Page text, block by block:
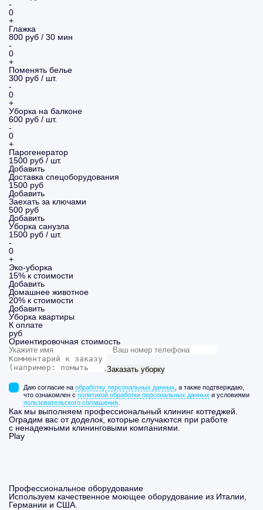
-
0
+
Глажка
800 руб / 30 мин
-
0
+
Поменять белье
300 руб / шт.
-
0
+
Уборка на балконе
600 руб / шт.
-
0
+
Парогенератор
1500 руб / шт.
Добавить
Доставка спецоборудования
1500 руб
Добавить
Заехать за ключами
500 руб
Добавить
Уборка санузла
1500 руб / шт.
-
0
+
Эко-уборка
15% к стоимости
Добавить
Домашнее животное
20% к стоимости
Добавить
Уборка квартиры
К оплате
руб
Ориентировочная стоимость
Заказать уборку
Даю согласие на обработку персональных данных , а также подтверждаю,
что ознакомлен с политикой обработки персональных данных и условиями
пользовательского соглашения
Как мы выполняем профессиональный клининг коттеджей.
Оградим вас от доделок, которые случаются при работе
с ненадежными клининговыми компаниями.
Play
Профессиональное оборудование
Используем качественное моющее оборудование из Италии,
Германии и США.